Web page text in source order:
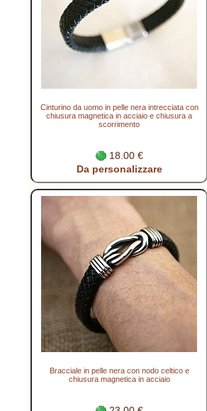
Cinturino da uomo in pelle nera intrecciata con
chiusura magnetica in acciaio e chiusura a
scorrimento
18.00 €
Da personalizzare
Bracciale in pelle nera con nodo celtico e
chiusura magnetica in acciaio